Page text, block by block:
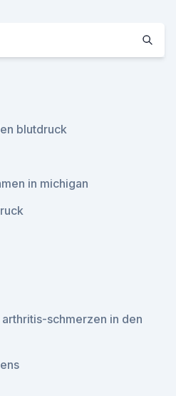
blutdruck
in michigan
schmerzen in den